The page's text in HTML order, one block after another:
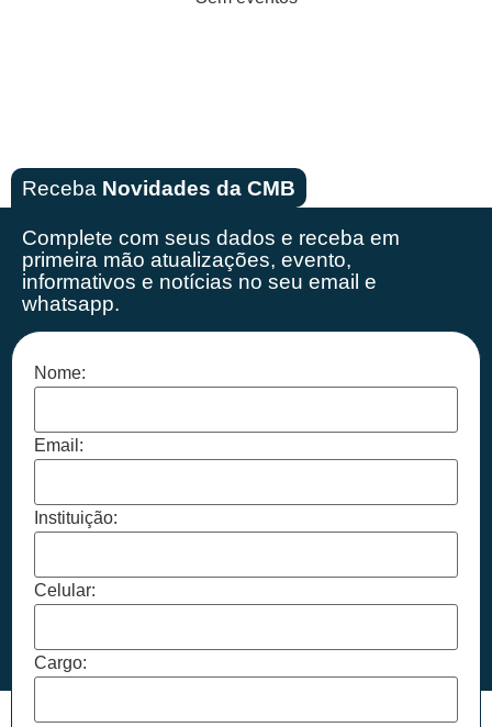
Receba Novidades da CMB
Complete com seus dados e receba em
primeira mão atualizações, evento,
informativos e notícias no seu email e
whatsapp.
Nome:
Email:
Instituição:
Celular:
Cargo: